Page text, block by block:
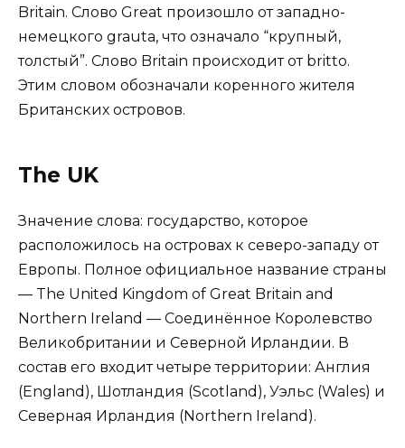
Britain. Слово Great произошло от западно-
немецкого grauta, что означало “крупный,
толстый”. Слово Britain происходит от britto.
Этим словом обозначали коренного жителя
Британских островов.
The UK
Значение слова: государство, которое
расположилось на островах к северо-западу от
Европы. Полное официальное название страны
— The United Kingdom of Great Britain and
Northern Ireland — Соединённое Королевство
Великобритании и Северной Ирландии. В
состав его входит четыре территории: Англия
(England), Шотландия (Scotland), Уэльс (Wales) и
Северная Ирландия (Northern Ireland).